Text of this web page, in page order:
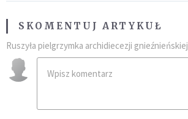
SKOMENTUJ ARTYKUŁ
Ruszyła pielgrzymka archidiecezji gnieźnieńskiej